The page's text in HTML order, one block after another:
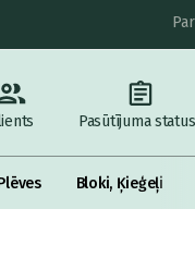
Pasūtījuma
Bloki, Ķieģeļi